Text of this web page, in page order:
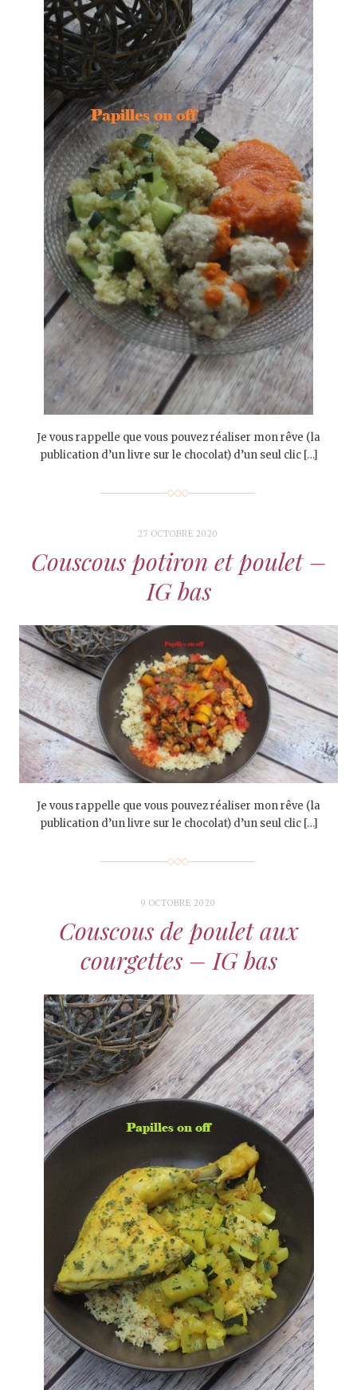
Je vous rappelle que vous pouvez réaliser mon rêve (la
publication d’un livre sur le chocolat) d’un seul clic […]
27 OCTOBRE 2020
Couscous potiron et poulet –
IG bas
Je vous rappelle que vous pouvez réaliser mon rêve (la
publication d’un livre sur le chocolat) d’un seul clic […]
9 OCTOBRE 2020
Couscous de poulet aux
courgettes – IG bas